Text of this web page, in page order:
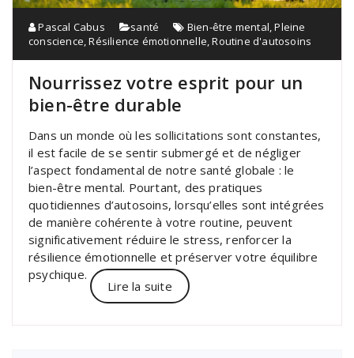
Pascal Cabus santé Bien-être mental,Pleine
conscience,Résilience émotionnelle,Routine d'autosoins
Nourrissez votre esprit pour un
bien-être durable
Dans un monde où les sollicitations sont constantes,
il est facile de se sentir submergé et de négliger
l’aspect fondamental de notre santé globale : le
bien-être mental. Pourtant, des pratiques
quotidiennes d’autosoins, lorsqu’elles sont intégrées
de manière cohérente à votre routine, peuvent
significativement réduire le stress, renforcer la
résilience émotionnelle et préserver votre équilibre
psychique.
Lire la suite